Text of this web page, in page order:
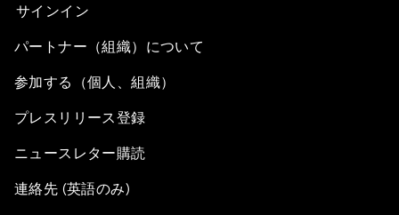
サインイン
パートナー（組織）について
参加する（個人、組織）
プレスリリース登録
ニュースレター購読
連絡先 (英語のみ)